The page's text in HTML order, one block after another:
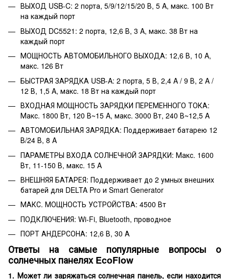
ВЫХОД USB-C: 2 порта, 5/9/12/15/20 В, 5 A, макс. 100 Вт
на каждый порт
ВЫХОД DC5521: 2 порта, 12,6 В, 3 A, макс. 38 Вт на
каждый порт
МОЩНОСТЬ АВТОМОБИЛЬНОГО ВЫХОДА: 12,6 В, 10 A,
макс. 126 Вт
БЫСТРАЯ ЗАРЯДКА USB-A: 2 порта, 5 В, 2,4 A / 9 В, 2 A /
12 В, 1,5 A, макс. 18 Вт на каждый порт
ВХОДНАЯ МОЩНОСТЬ ЗАРЯДКИ ПЕРЕМЕННОГО ТОКА:
Макс. 1800 Вт, 120 В~15 A, макс. 3000 Вт, 240 В~12,5 A
АВТОМОБИЛЬНАЯ ЗАРЯДКА: Поддерживает батарею 12
В/24 В, 8 A
ПАРАМЕТРЫ ВХОДА СОЛНЕЧНОЙ ЗАРЯДКИ: Макс. 1600
Вт, 11-150 В, макс. 15 A
ВНЕШНЯЯ БАТАРЕЯ: Поддерживает до 2 умных внешних
батарей для DELTA Pro и Smart Generator
МАКС. МОЩНОСТЬ УСТРОЙСТВА: 4500 Вт
ПОДКЛЮЧЕНИЯ: Wi-Fi, Bluetooth, проводное
ПОРТ АНДЕРСОНА: 12,6 В, 30 А
Ответы на самые популярные вопросы о
солнечных панелях EcoFlow
1. Может ли заряжаться солнечная панель, если находится